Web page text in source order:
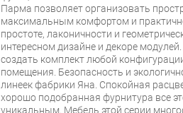
Парма позволяет организовать
максимальным комфортом и
простоте, лаконичности и
интересном дизайне и декоре
создать комплект любой
помещения. Безопасность и
линеек фабрики Яна. Спокойная
хорошо подобранная фурнитура все
уникальным. Мебель этой серии